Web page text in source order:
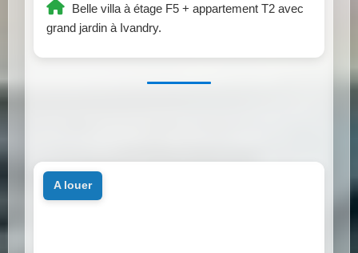
Belle villa à étage F5 + appartement T2 avec
grand jardin à Ivandry.
a louer